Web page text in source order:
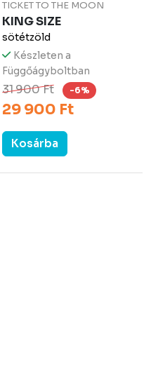
TICKET TO THE MOON
KING SIZE
sötétzöld
Készleten a
Függőágyboltban
31 900 Ft -6%
29 900 Ft
Kosárba